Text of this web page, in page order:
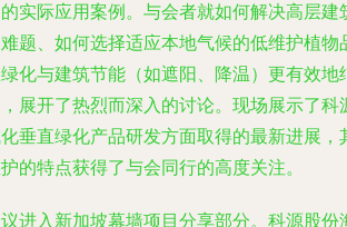
实际应用案例。与会者就如何解决高层建
题、如何选择适应本地气候的低维护植物
化与建筑节能（如遮阳、降温）更有效地
展开了热烈而深入的讨论。现场展示了科
垂直绿化产品研发方面取得的最新进展，
的特点获得了与会同行的高度关注。
进入新加坡幕墙项目分享部分。科源股份